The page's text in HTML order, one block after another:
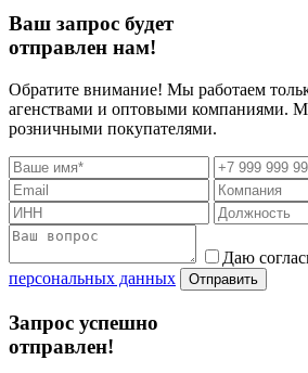
Ваш запрос будет
отправлен нам!
Обратите внимание! Мы работаем
агенствами и оптовыми компаниями.
розничными покупателями.
Даю
персональных данных
Отправить
Запрос успешно
отправлен!